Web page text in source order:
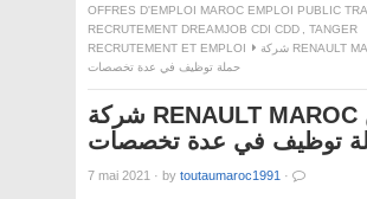
OFFRES D'EMPLOI MAROC EMPLOI PUBLIC
RECRUTEMENT DREAMJOB CDI CDD , TANGER
RECRUTEMENT ET EMPLOI
شركة RENAULT MAROC تعلن عن
حملة توظيف في عدة تخصصات
شركة RENAULT MAROC تعلن
توظيف في عدة تخصصات
7 mai 2021 · by toutaumaroc1991 ·